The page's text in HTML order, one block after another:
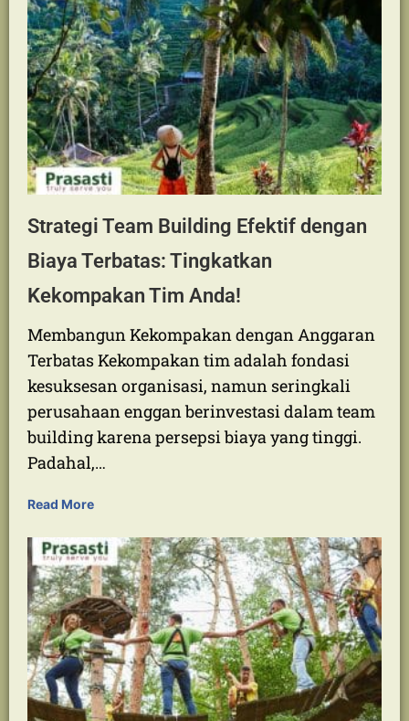
Hubungi Kami
Strategi Team Building Efektif dengan
Biaya Terbatas: Tingkatkan
Kekompakan Tim Anda!
Membangun Kekompakan dengan Anggaran
Terbatas Kekompakan tim adalah fondasi
perusahaan enggan berinvestasi dalam team
building karena persepsi biaya yang tinggi.
Padahal,…
Read More